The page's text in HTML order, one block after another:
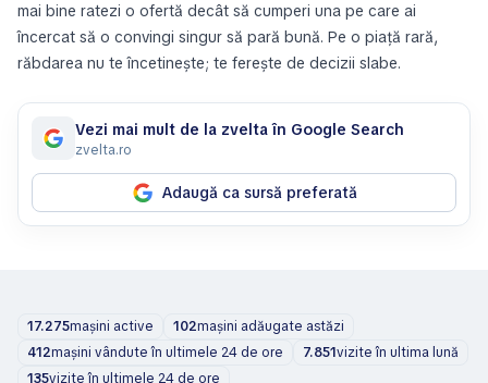
mai bine ratezi o ofertă decât să cumperi una pe care ai
încercat să o convingi singur să pară bună. Pe o piață rară,
răbdarea nu te încetinește; te ferește de decizii slabe.
Vezi mai mult de la zvelta în Google Search
zvelta.ro
Adaugă ca sursă preferată
17.275mașini active 102mașini adăugate astăzi
412mașini vândute în ultimele 24 de ore 7.851vizite în ultima lună
135vizite în ultimele 24 de ore